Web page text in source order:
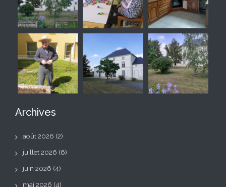
Archives
août 2026 (2)
juillet 2026 (6)
juin 2026 (4)
mai 2026 (4)